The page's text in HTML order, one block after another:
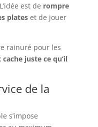
est de rompre
plateset de jouer
rainuré pour les
juste ce qu’il
de la
s’impose